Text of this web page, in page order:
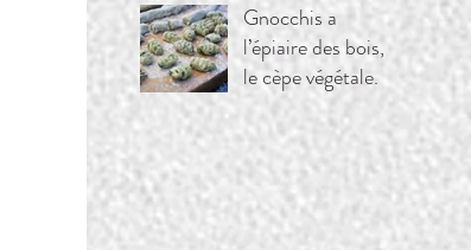
Gnocchis a
l’épiaire des bois,
le cèpe végétale.